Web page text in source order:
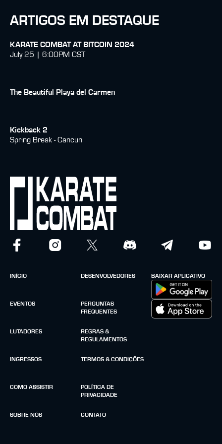
ARTIGOS EM DESTAQUE
KARATE COMBAT AT BITCOIN 2024
July 25 | 6:00PM CST
The Beautiful Playa del Carmen
Kickback 2
Spring Break - Cancun
INÍCIO
EVENTOS
LUTADORES
INGRESSOS
COMO ASSISTIR
SOBRE NÓS
DESENVOLVEDORES
PERGUNTAS
FREQUENTES
REGRAS &
REGULAMENTOS
TERMOS & CONDIÇÕES
POLÍTICA DE
PRIVACIDADE
CONTATO
BAIXAR APLICATIVO